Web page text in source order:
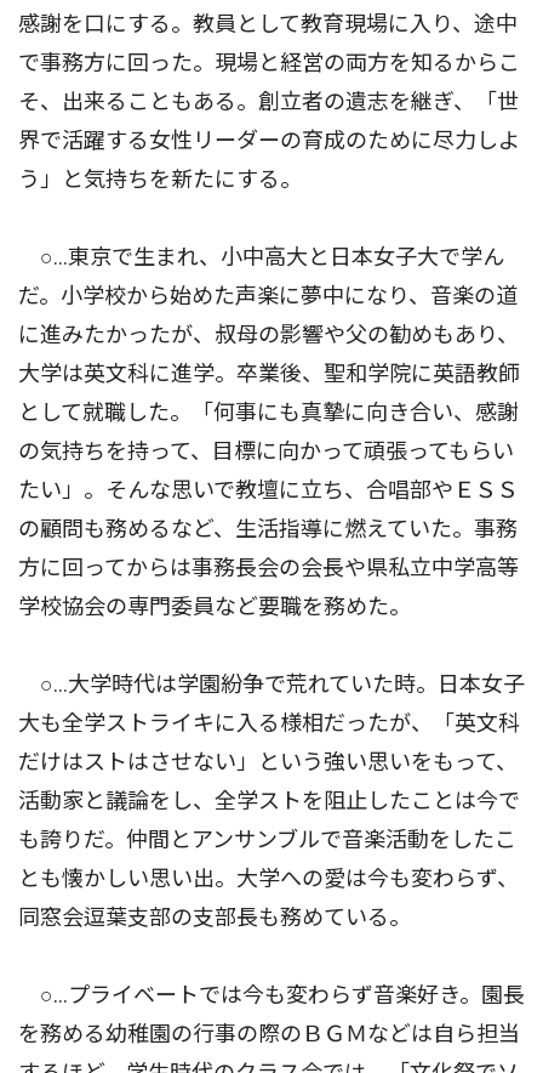
感謝を口にする。教員として教育現場に入り、途中
で事務方に回った。現場と経営の両方を知るからこ
そ、出来ることもある。創立者の遺志を継ぎ、「世
界で活躍する女性リーダーの育成のために尽力しよ
う」と気持ちを新たにする。
○…東京で生まれ、小中高大と日本女子大で学ん
だ。小学校から始めた声楽に夢中になり、音楽の道
に進みたかったが、叔母の影響や父の勧めもあり、
大学は英文科に進学。卒業後、聖和学院に英語教師
として就職した。「何事にも真摯に向き合い、感謝
の気持ちを持って、目標に向かって頑張ってもらい
たい」。そんな思いで教壇に立ち、合唱部やＥＳＳ
の顧問も務めるなど、生活指導に燃えていた。事務
方に回ってからは事務長会の会長や県私立中学高等
学校協会の専門委員など要職を務めた。
○…大学時代は学園紛争で荒れていた時。日本女子
大も全学ストライキに入る様相だったが、「英文科
だけはストはさせない」という強い思いをもって、
活動家と議論をし、全学ストを阻止したことは今で
も誇りだ。仲間とアンサンブルで音楽活動をしたこ
とも懐かしい思い出。大学への愛は今も変わらず、
同窓会逗葉支部の支部長も務めている。
○…プライベートでは今も変わらず音楽好き。園長
を務める幼稚園の行事の際のＢＧＭなどは自ら担当